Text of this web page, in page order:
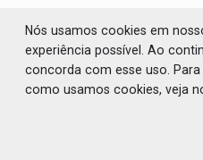
Nós usamos cookies em
experiência possível. Ao
concorda com esse uso.
como usamos cookies, veja